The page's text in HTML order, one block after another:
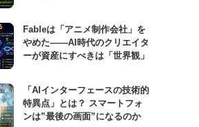
Fableは「アニメ制作会社」を
やめた――AI時代のクリエイタ
ーが資産にすべきは「世界観」
「AIインターフェースの技術的
特異点」とは？ スマートフォ
ンは”最後の画面”になるのか